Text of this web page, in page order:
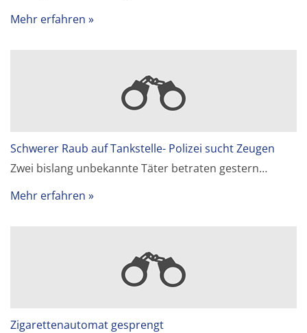
Mehr erfahren
Schwerer Raub auf Tankstelle- Polizei sucht Zeugen
Zwei bislang unbekannte Täter betraten gestern…
Mehr erfahren
Zigarettenautomat gesprengt